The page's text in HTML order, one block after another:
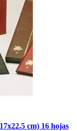
cm) 16 hojas